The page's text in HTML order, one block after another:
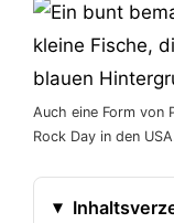
Auch eine Form von
Rock Day in den